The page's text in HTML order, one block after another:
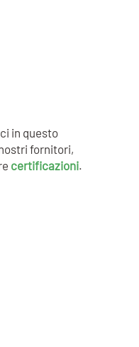
in questo
fornitori,
certificazioni.